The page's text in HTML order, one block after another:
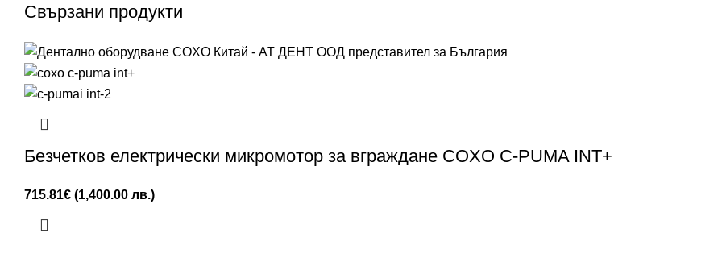
Свързани продукти
Безчетков електрически микромотор за вграждане COXO C-PUMA INT+
715.81€ (1,400.00 лв.)